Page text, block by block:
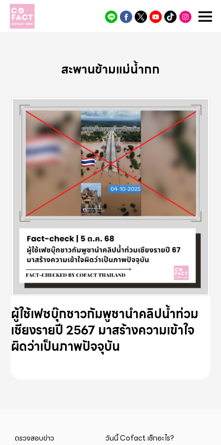
Cofact
สะพานข้ามแม่น้ำกก
ผู้ใช้เฟซบุ๊กชาวกัมพูชานำคลิปน้ำท่วม
เชียงรายปี 2567 มาสร้างความเข้าใจ
ผิดว่าเป็นภาพปัจจุบัน
ตรวจสอบข่าว
วันนี้ Cofact เช็กอะไร?